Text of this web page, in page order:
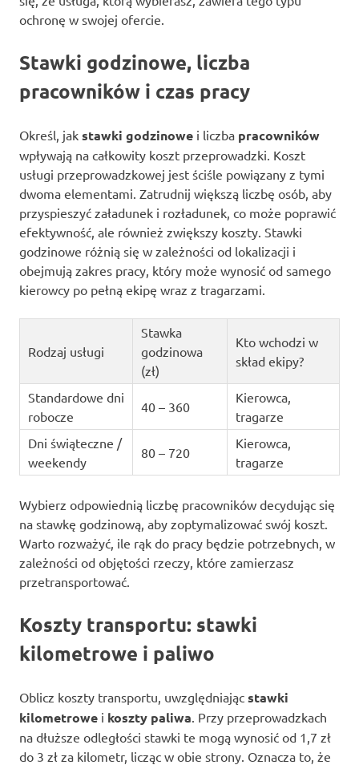
ochronę w swojej ofercie.
Stawki godzinowe, liczba
pracowników i czas pracy
Określ, jak stawki godzinowe i liczba pracowników
wpływają na całkowity koszt przeprowadzki. Koszt
usługi przeprowadzkowej jest ściśle powiązany z tymi
dwoma elementami. Zatrudnij większą liczbę osób, aby
przyspieszyć załadunek i rozładunek, co może poprawić
efektywność, ale również zwiększy koszty. Stawki
godzinowe różnią się w zależności od lokalizacji i
obejmują zakres pracy, który może wynosić od samego
kierowcy po pełną ekipę wraz z tragarzami.
Rodzaj usługi
Stawka
godzinowa
(zł)
Kto wchodzi w
skład ekipy?
Standardowe dni
robocze
40 – 360
Kierowca,
tragarze
Dni świąteczne /
weekendy
80 – 720
Kierowca,
tragarze
Wybierz odpowiednią liczbę pracowników decydując się
na stawkę godzinową, aby zoptymalizować swój koszt.
Warto rozważyć, ile rąk do pracy będzie potrzebnych, w
zależności od objętości rzeczy, które zamierzasz
przetransportować.
Koszty transportu: stawki
kilometrowe i paliwo
Oblicz koszty transportu, uwzględniając stawki
kilometrowe i koszty paliwa . Przy przeprowadzkach
na dłuższe odległości stawki te mogą wynosić od 1,7 zł
do 3 zł za kilometr, licząc w obie strony. Oznacza to, że